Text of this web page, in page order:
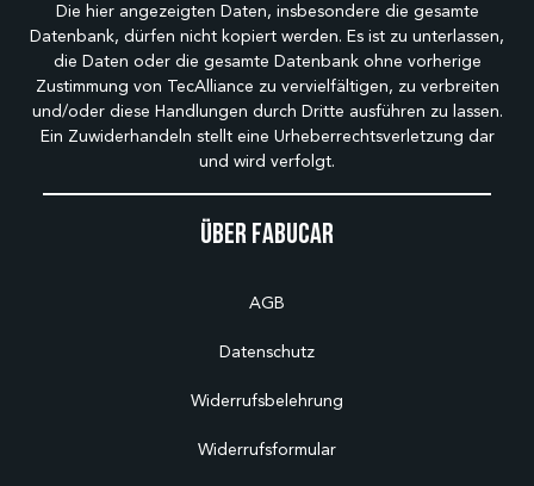
Über Fabucar
AGB
Datenschutz
Widerrufsbelehrung
Widerrufsformular
Die hier angezeigten Daten, insbesondere die gesamte
Datenbank, dürfen nicht kopiert werden. Es ist zu unterlassen,
die Daten oder die gesamte Datenbank ohne vorherige
Zustimmung von TecAlliance zu vervielfältigen, zu verbreiten
und/oder diese Handlungen durch Dritte ausführen zu lassen.
Ein Zuwiderhandeln stellt eine Urheberrechtsverletzung dar
und wird verfolgt.